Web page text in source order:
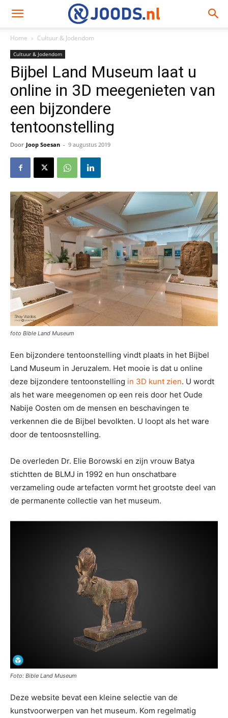
Home Cultuur & Jodendom
Cultuur & Jodendom
Bijbel Land Museum laat u
online in 3D meegenieten van
een bijzondere
tentoonstelling
Door Joop Soesan - 9 augustus 2019
foto Bible Land Museum
Een bijzondere tentoonstelling vindt plaats in het Bijbel
Land Museum in Jeruzalem. Het mooie is dat u online
deze bijzondere tentoonstelling in 3D kunt zien. U wordt
als het ware meegenomen op een reis door het Oude
Nabije Oosten om de mensen en beschavingen te
verkennen die de Bijbel bevolkten. U loopt als het ware
door de tentoosnstelling.
De overleden Dr. Elie Borowski en zijn vrouw Batya
stichtten de BLMJ in 1992 en hun onschatbare
verzameling oude artefacten vormt het grootste deel van
de permanente collectie van het museum.
Foto: Bible Land Museum
Deze website bevat een kleine selectie van de
kunstvoorwerpen van het museum. Kom regelmatig